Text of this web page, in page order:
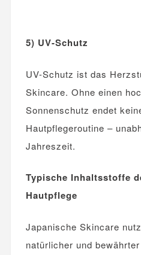
5) UV-Schutz
UV-Schutz ist das
Skincare. Ohne einen
Sonnenschutz endet
Hautpflegeroutine –
Jahreszeit.
Typische Inhaltsstoffe
Hautpflege
Japanische Skincare
natürlicher und